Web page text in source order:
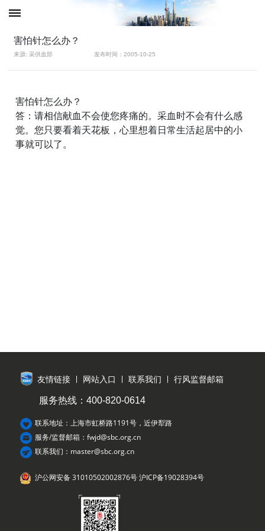
害怕针怎么办？
来源: 采供血部 发布时间：2005-10-25
害怕针怎么办？
答：请相信献血不会使您疼痛的。采血时不会有什么感
觉。您只要看着天花板，心里想着日常生活起居中的小
事就可以了。
友情链接 网站入口 联系我们 行风监督邮箱
服务热线：400-820-0614
联系地址：上海市虹桥路1191号，近伊犁路
服务/监督邮箱：fwjd@sbc.org.cn
联系我们：master@sbc.org.cn
沪公网安备 31010502002876号 沪ICP备19028394号